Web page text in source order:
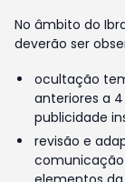
No âmbito do
deverão ser
ocultação
anteriores a
publicidade
revisão e